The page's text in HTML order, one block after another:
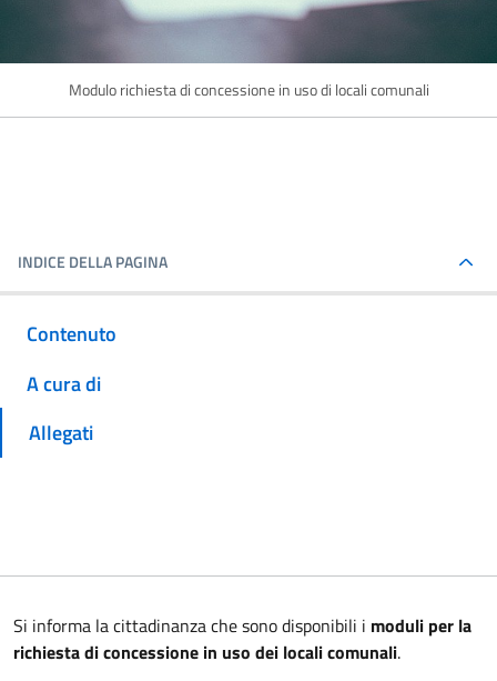
Modulo richiesta di concessione in uso di locali comunali
INDICE DELLA PAGINA
Contenuto
A cura di
Allegati
Si informa la cittadinanza che sono disponibili i moduli per la
richiesta di concessione in uso dei locali comunali.